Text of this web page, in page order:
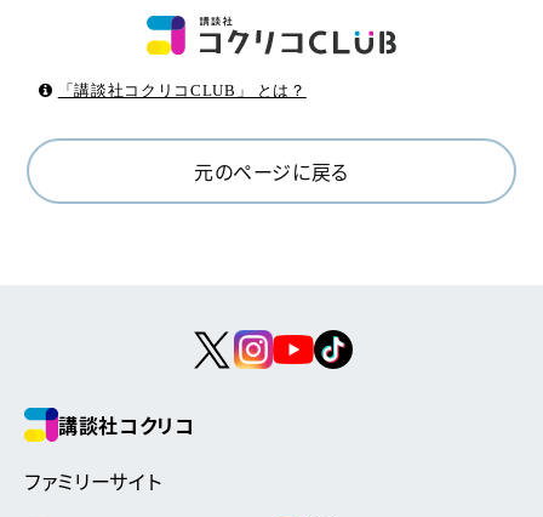
「講談社コクリコCLUB」 とは？
元のページに戻る
講談社コクリコ
ファミリーサイト